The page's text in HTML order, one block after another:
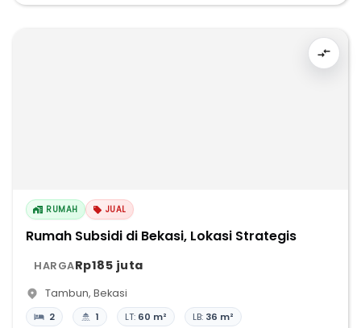
RUMAH JUAL
Rumah Subsidi di Bekasi, Lokasi Strategis
HARGARp185 juta
Tambun, Bekasi
2 1 LT: 60 m² LB: 36 m²